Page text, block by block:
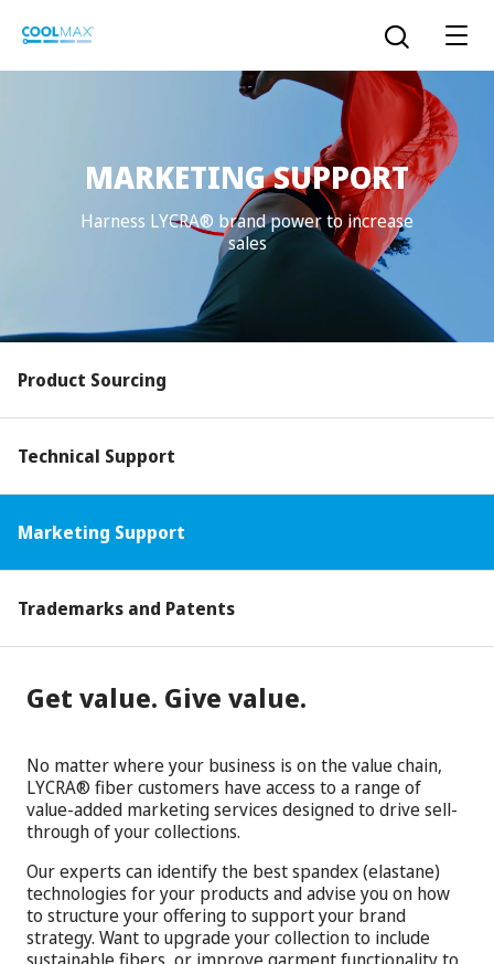
主
COOLMAX CloakFX 技术
EcoMade 技术
ALL SEASON 技术
COOLMAX®freshFX
COOLMAX PRO EcoMade 技术
LYCRA ONE™ portal
LYCRA
打开搜索
MARKETING SUPPORT
Harness LYCRA® brand power to increase
sales
Product Sourcing
Technical Support
Marketing Support
Trademarks and Patents
Get value. Give value.
No matter where your business is on the value chain,
LYCRA® fiber customers have access to a range of
value-added marketing services designed to drive sell-
through of your collections.
Our experts can identify the best spandex (elastane)
technologies for your products and advise you on how
to structure your offering to support your brand
strategy. Want to upgrade your collection to include
sustainable fibers, or improve garment functionality to